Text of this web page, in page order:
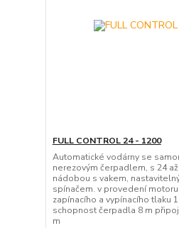
FULL CONTROL 24 - 1200
Automatické vodárny se
nerezovým čerpadlem, s 24
nádobou s vakem,
spínačem. v provedení
zapínacího a vypínacího tlaku
schopnost čerpadla 8 m
m